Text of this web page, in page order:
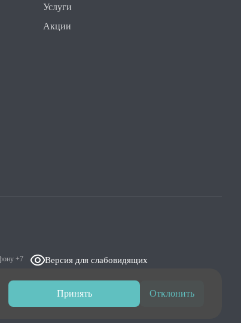
Услуги
Акции
+7
Версия для слабовидящих
Принять Отклонить